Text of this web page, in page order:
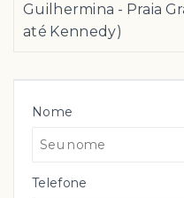
Nome
Telefone
Guilhermina - Praia
até Kennedy)